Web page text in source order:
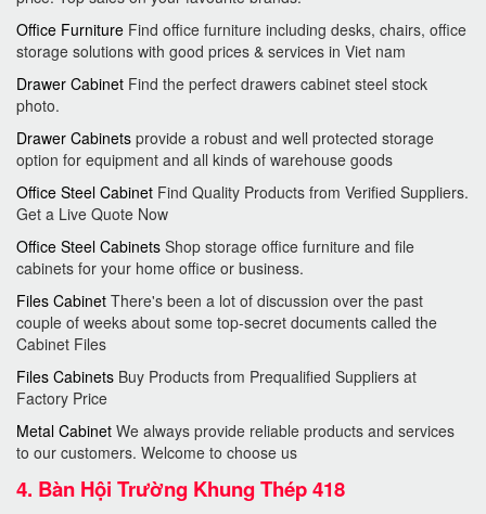
Office Furniture Find office furniture including desks, chairs, office
storage solutions with good prices & services in Viet nam
Drawer Cabinet Find the perfect drawers cabinet steel stock
photo.
Drawer Cabinets provide a robust and well protected storage
option for equipment and all kinds of warehouse goods
Office Steel Cabinet Find Quality Products from Verified Suppliers.
Get a Live Quote Now
Office Steel Cabinets Shop storage office furniture and file
cabinets for your home office or business.
Files Cabinet There's been a lot of discussion over the past
couple of weeks about some top-secret documents called the
Cabinet Files
Files Cabinets Buy Products from Prequalified Suppliers at
Factory Price
Metal Cabinet We always provide reliable products and services
to our customers. Welcome to choose us
4. Bàn Hội Trường Khung Thép 418